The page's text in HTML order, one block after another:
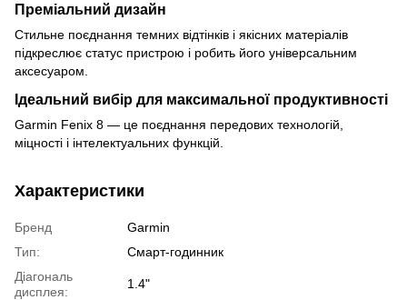
Преміальний дизайн
Стильне поєднання темних відтінків і якісних матеріалів
підкреслює статус пристрою і робить його універсальним
аксесуаром.
Ідеальний вибір для максимальної продуктивності
Garmin Fenix 8 — це поєднання передових технологій,
міцності і інтелектуальних функцій.
Характеристики
Бренд
Garmin
Тип:
Смарт-годинник
Діагональ
дисплея:
1.4"